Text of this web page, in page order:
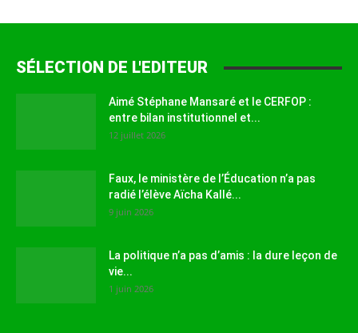
SÉLECTION DE L'EDITEUR
Aimé Stéphane Mansaré et le CERFOP :
entre bilan institutionnel et...
12 juillet 2026
Faux, le ministère de l’Éducation n’a pas
radié l’élève Aïcha Kallé...
9 juin 2026
La politique n’a pas d’amis : la dure leçon de
vie...
1 juin 2026